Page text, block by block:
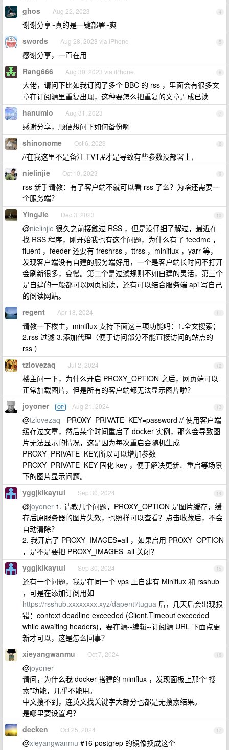
4
ghos Aug 22, 2023
谢谢分享~真的是一键部署~爽
5
swords Aug 28, 2023 via iPhone
感谢分享，一直在用
6
Rang666 Aug 30, 2023 via iPhone
大佬，请问下比如我订阅了多个 BBC 的 rss ，里面会有很多文
章在订阅源里重复出现，这种要怎么把重复的文章弄成已读
7
hanumio Aug 31, 2023
感谢分享，顺便想问下如何备份啊
8
shinonome Oct 6, 2023
//在我这里不是备注 TVT,#才是导致有些参数没部署上,
9
nielinjie Oct 10, 2023
rss 新手请教：有了客户端不就可以看 rss 了么？为啥还需要一
个服务端？
10
YingJie Dec 3, 2023
@nielinjie 很久之前接触过 RSS ，但是没仔细了解过，最近在
找 RSS 程序，刚开始我也有这个问题，为什么有了 feedme ，
fluent ，feeder 还要有 freshrss ，ttrss ，miniflux ，yarr 等，
发现客户端没有自建的服务端好用，一个是客户端长时间不打开
会刷新很多，变慢。第二个是过滤规则不如自建的灵活，第三个
是自建的一般都可以网页阅读，还有可以结合服务端 api 写自己
的阅读网站。
11
regent Apr 18, 2024
请教一下楼主，miniflux 支持下面这三项功能吗：1.全文搜索；
2.rss 过滤 3.添加代理（便于访问部分不能直接访问的站点的
rss ）
12
tzlovezaq Jul 2, 2024
楼主问一下，为什么开启 PROXY_OPTION 之后，网页端可以
正常加载图片，但是所有的客户端都无法显示图片啦？
13
joyoner OP Aug 21, 2024
@tzlovezaq - PROXY_PRIVATE_KEY=password // 使用客户端
缓存过文章，然后某个时间重启了 docker 实例，那么会导致图
片无法显示的情况，这是因为每次重启会随机生成
PROXY_PRIVATE_KEY,所以可以增加参数
PROXY_PRIVATE_KEY 固化 key ，便于解决更新、重启等场景
下的图片显示问题。
14
yggjklkaytui Sep 30, 2024
@joyoner 1. 请教几个问题，PROXY_OPTION 是图片缓存，缓
存后原服务器的图片失效，也照样可以查看？点击收藏后，不会
自动清除？
2. 我开启了 PROXY_IMAGES=all ，如果启用 PROXY_OPTION
，是不是要把 PROXY_IMAGES=all 关闭？
15
yggjklkaytui Sep 30, 2024
还有一个问题，我是在同一个 vps 上自建有 Miniflux 和 rsshub
，可是在添加订阅用如
https://rsshub.xxxxxxxx.xyz/dapenti/tugua 后，几天后会出现报
错：context deadline exceeded (Client.Timeout exceeded
while awaiting headers)，要在源--编辑--订阅源 URL 下面点更
新才可以，这是怎么回事？
16
xieyangwanmu Oct 7, 2024
@joyoner
请问，为什么我 docker 搭建的 miniflux ，发现面板上那个“搜
索”功能，几乎不能用。
中文搜不到，连英文找关键字大部分也都是无搜索结果。
是哪里要设置吗？
17
decken Oct 25, 2024
@xieyangwanmu #16 postgrep 的镜像换成这个